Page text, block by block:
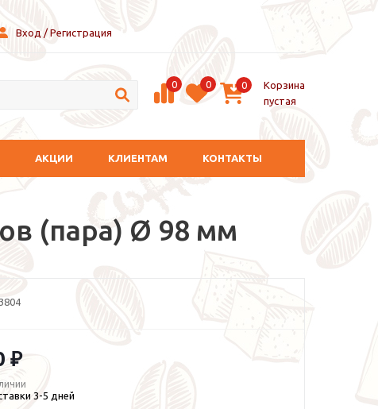
Вход / Регистрация
0 0 0
Корзина
пустая
АКЦИИ КЛИЕНТАМ КОНТАКТЫ
(пара) Ø 98 мм
₽
3-5 дней